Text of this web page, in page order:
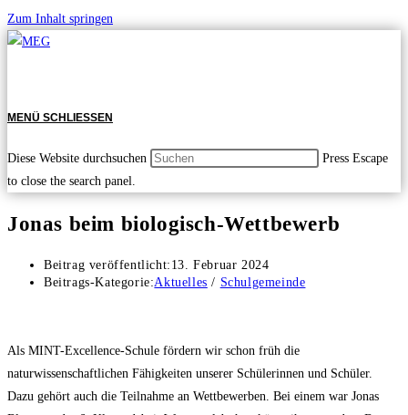
Zum Inhalt springen
MENÜ SCHLIESSEN
Diese Website durchsuchen
Press Escape
to close the search panel.
Jonas beim biologisch-Wettbewerb
Beitrag veröffentlicht: 13. Februar 2024
Beitrags-Kategorie:Aktuelles / Schulgemeinde
Als MINT-Excellence-Schule fördern wir schon früh die
naturwissenschaftlichen Fähigkeiten unserer Schülerinnen und Schüler.
Dazu gehört auch die Teilnahme an Wettbewerben. Bei einem war Jonas